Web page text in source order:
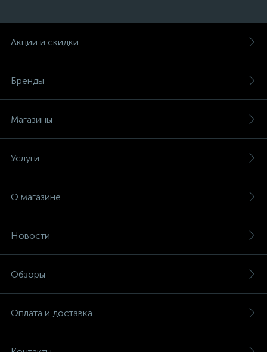
Акции и скидки
Бренды
Магазины
Услуги
О магазине
Новости
Обзоры
Оплата и доставка